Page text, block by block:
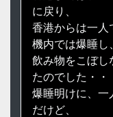
に戻り、
香港からは一人
機内では爆睡し
飲み物をこぼし
たのでした・・
爆睡明けに、一
だけど、